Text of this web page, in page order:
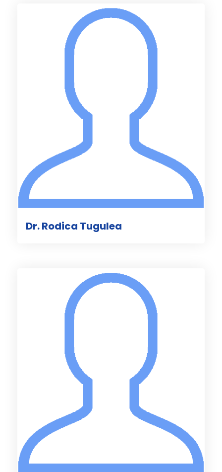
Dr. Rodica Tugulea